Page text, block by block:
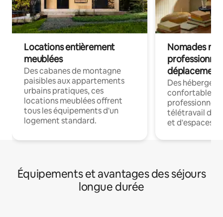
Locations entièrement
meublées
Des cabanes de montagne
paisibles aux appartements
urbains pratiques, ces
locations meublées offrent
tous les équipements d'un
logement standard.
Nomades
déplacement
Des
confortables
professionnels
télétravail
et d'espaces
Équipements et avantages des séjours
longue durée